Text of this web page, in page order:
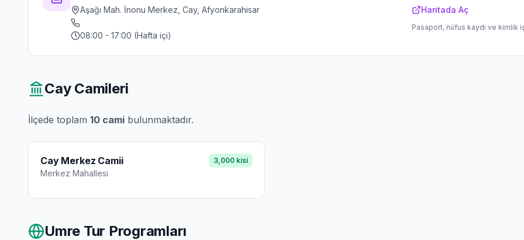
Aşağı Mah. İnonu Merkez, Cay, Afyonkarahisar
08:00 - 17:00 (Hafta içi)
Haritada Aç
Pasaport, nüfus kaydı ve kimlik
CayCamileri
İlçede toplam 10 cami bulunmaktadır.
Cay Merkez Camii
Merkez Mahallesi
3,000 kisi
Umre Tur Programları